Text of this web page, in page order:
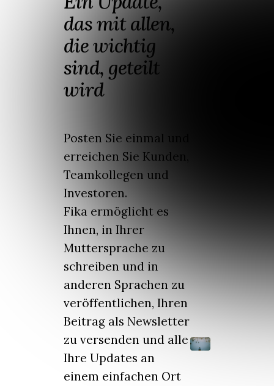
das mit allen,
die wichtig
sind, geteilt
wird
Posten Sie einmal und
erreichen Sie Kunden,
Teamkollegen und
Investoren.
Fika ermöglicht es
Ihnen, in Ihrer
Muttersprache zu
schreiben und in
anderen Sprachen zu
veröffentlichen, Ihren
Beitrag als Newsletter
zu versenden und alle
Ihre Updates an
einem einfachen Ort